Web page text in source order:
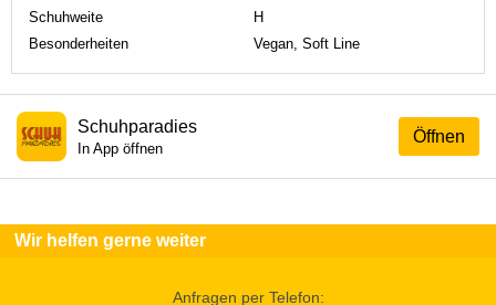
Schuhweite
H
Besonderheiten
Vegan, Soft Line
Öffnen
Schuhparadies
In App öffnen
Wir helfen gerne weiter
Anfragen per Telefon: